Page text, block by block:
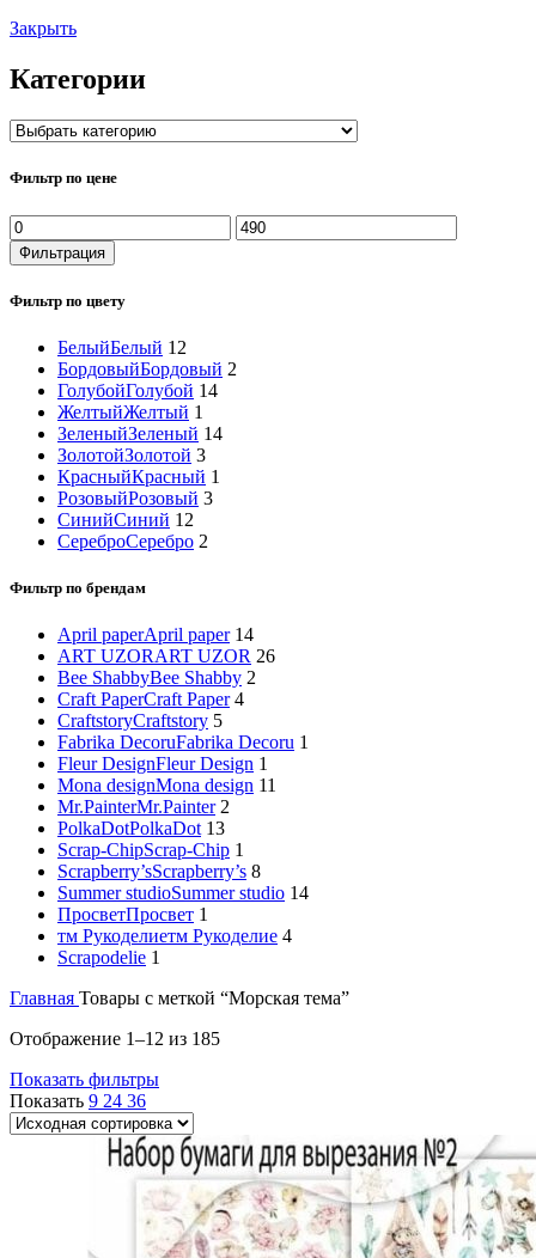
Закрыть
Категории
Фильтр по цене
Минимальная
цена
Максимальная
цена
Фильтрация
Фильтр по цвету
БелыйБелый 12
БордовыйБордовый 2
ГолубойГолубой 14
ЖелтыйЖелтый 1
ЗеленыйЗеленый 14
ЗолотойЗолотой 3
КрасныйКрасный 1
РозовыйРозовый 3
СинийСиний 12
СереброСеребро 2
Фильтр по брендам
April paperApril paper 14
ART UZORART UZOR 26
Bee ShabbyBee Shabby 2
Craft PaperCraft Paper 4
CraftstoryCraftstory 5
Fabrika DecoruFabrika Decoru 1
Fleur DesignFleur Design 1
Mona designMona design 11
Mr.PainterMr.Painter 2
PolkaDotPolkaDot 13
Scrap-ChipScrap-Chip 1
Scrapberry’sScrapberry’s 8
Summer studioSummer studio 14
ПросветПросвет 1
тм Рукоделиетм Рукоделие 4
Scrapodelie 1
Главная Товары с меткой “Морская тема”
Отображение 1–12 из 185
Показать фильтры
Показать 9 24 36